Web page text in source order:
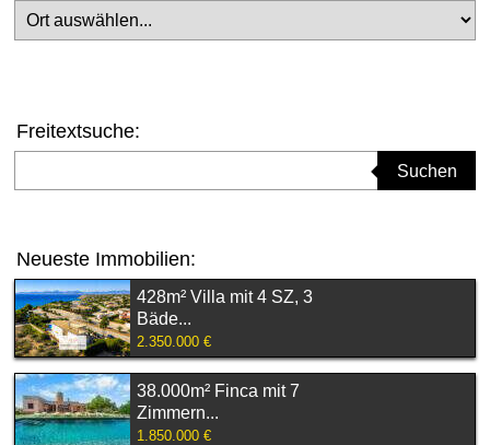
Ort auswählen
Freitextsuche:
Suchen
Neueste Immobilien:
428m² Villa mit 4 SZ, 3
Bäde...
2.350.000 €
38.000m² Finca mit 7
Zimmern...
1.850.000 €